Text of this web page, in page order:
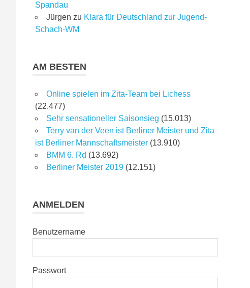
Spandau
Jürgen zu Klara für Deutschland zur Jugend-
Schach-WM
AM BESTEN
Online spielen im Zita-Team bei Lichess
(22.477)
Sehr sensationeller Saisonsieg (15.013)
Terry van der Veen ist Berliner Meister und Zita
ist Berliner Mannschaftsmeister (13.910)
BMM 6. Rd (13.692)
Berliner Meister 2019 (12.151)
ANMELDEN
Benutzername
Passwort